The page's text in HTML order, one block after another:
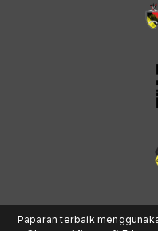
Paparan terbaik